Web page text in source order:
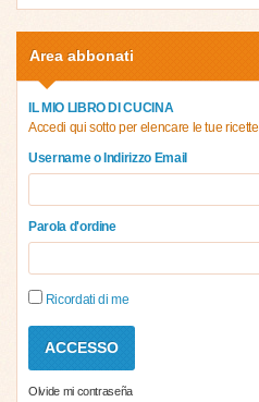
Area abbonati
IL MIO LIBRO DI CUCINA
Accedi qui sotto per elencare le tue ricette
Username o Indirizzo Email
Parola d'ordine
Ricordati di me
Olvide mi contraseña